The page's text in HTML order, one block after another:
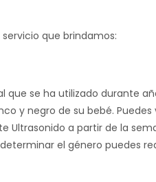
que brindamos:
se ha utilizado durante
y negro de su bebé. Puedes
Ultrasonido a partir de la
el género puedes